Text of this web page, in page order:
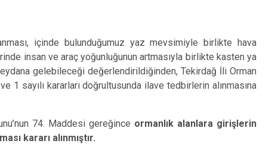
içinde bulunduğumuz yaz mevsimiyle birlikte hava
insan ve araç yoğunluğunun artmasıyla birlikte kasten ya
gelebileceği değerlendirildiğinden, Tekirdağ İli Orman
1 sayılı kararları doğrultusunda ilave tedbirlerin alınmasına
74. Maddesi gereğince ormanlık alanlara girişlerin
kararı alınmıştır.